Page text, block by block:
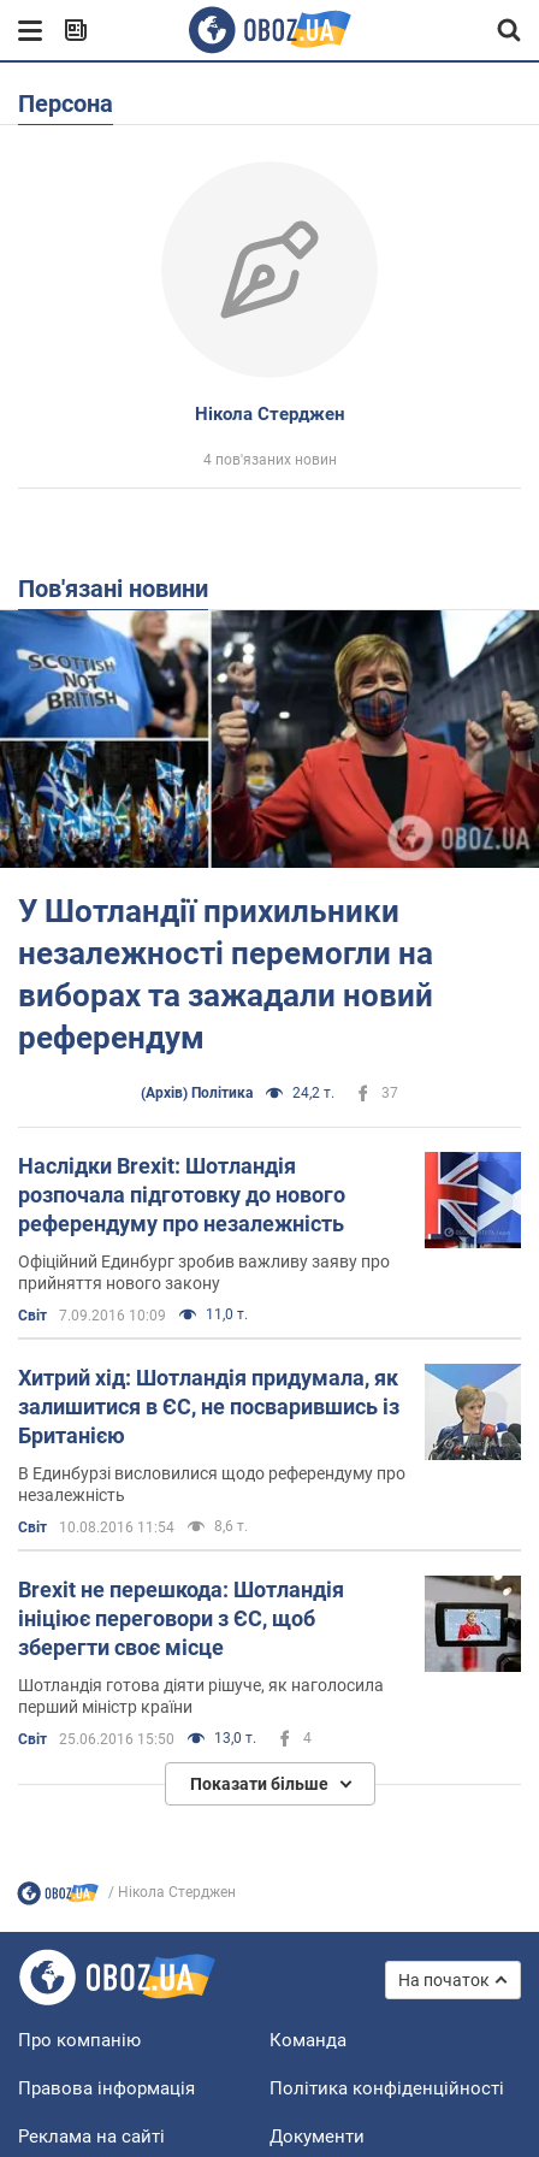
Персона
Нікола Стерджен
4 пов'язаних новин
Пов'язані новини
У Шотландії прихильники
незалежності перемогли на
виборах та зажадали новий
референдум
(Архів) Політика 24,2 т. 37
Наслідки Brexit: Шотландія
розпочала підготовку до нового
референдуму про незалежність
Офіційний Единбург зробив важливу заяву про
прийняття нового закону
Світ 7.09.2016 10:09 11,0 т.
Хитрий хід: Шотландія придумала, як
залишитися в ЄС, не посварившись із
Британією
В Единбурзі висловилися щодо референдуму про
незалежність
Світ 10.08.2016 11:54 8,6 т.
Brexit не перешкода: Шотландія
ініціює переговори з ЄС, щоб
зберегти своє місце
Шотландія готова діяти рішуче, як наголосила
перший міністр країни
Світ 25.06.2016 15:50 13,0 т. 4
Показати більше
Нікола Стерджен
На початок
Про компанію Команда
Правова інформація Політика конфіденційності
Реклама на сайті Документи